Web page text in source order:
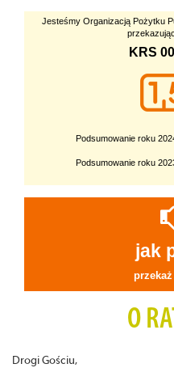
Jesteśmy Organizacją Pożytku
KRS
Podsumowanie roku
Podsumowanie roku
jak
O
Drogi Gościu,